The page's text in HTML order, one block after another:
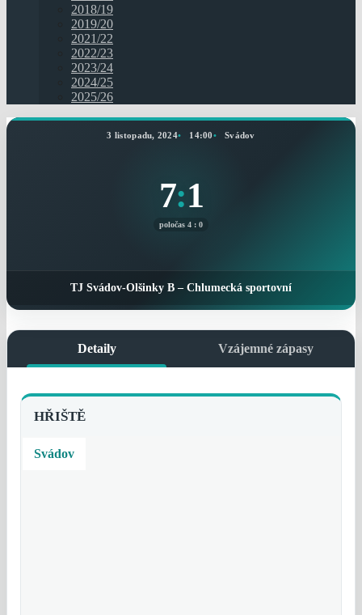
2018/19
2019/20
2021/22
2022/23
2023/24
2024/25
2025/26
3 listopadu, 2024 14:00 Svádov
7:1
poločas 4 : 0
TJ Svádov-Olšinky B – Chlumecká sportovní
Detaily Vzájemné zápasy
HŘIŠTĚ
Svádov